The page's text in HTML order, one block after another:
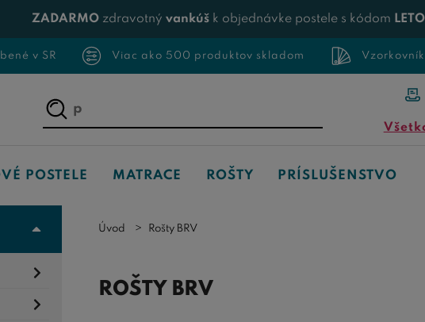
ZADARMO zdravotný vankúš k objednávke postele s kódom
v SR Viac ako 500 produktov skladom
Napíšte,
čo
hľadáte...
POSTELE MATRACE ROŠTY PRÍSLUŠENSTVO
Úvod Rošty BRV
ROŠTY BRV